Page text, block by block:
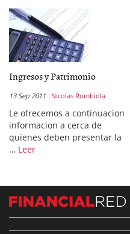
Ingresos y Patrimonio
13 Sep 2011 Nicolas Rombiola
Le ofrecemos a continuacion
informacion a cerca de
quienes deben presentar la
… Leer